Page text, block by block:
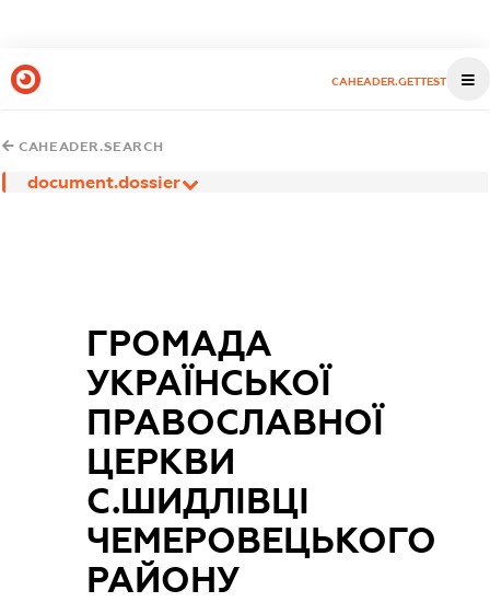
CAHEADER.GETTEST
CAHEADER.SEARCH
document.dossier
ГРОМАДА
УКРАЇНСЬКОЇ
ПРАВОСЛАВНОЇ
ЦЕРКВИ
С.ШИДЛІВЦІ
ЧЕМЕРОВЕЦЬКОГО
РАЙОНУ